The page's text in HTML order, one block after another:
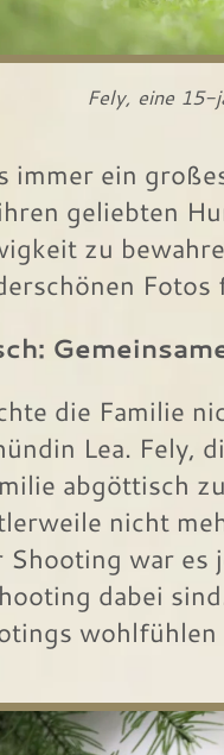
Fely, eine 15-
immer ein
geliebten
zu
die Familie
Lea. Fely,
abgöttisch
nicht
war
dabei